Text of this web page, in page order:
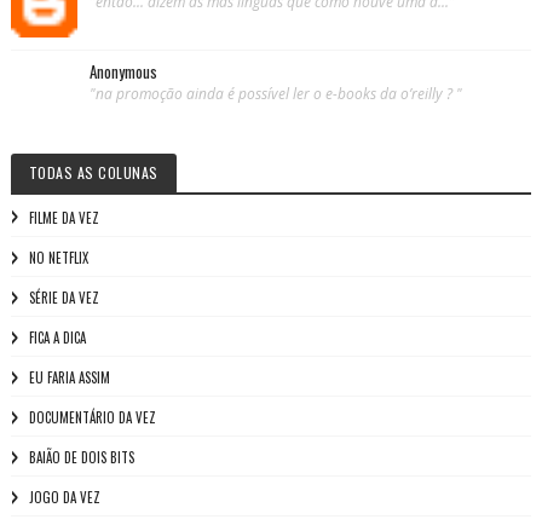
Anonymous
"na promoção ainda é possível ler o e-books da o’reilly ? "
TODAS AS COLUNAS
FILME DA VEZ
NO NETFLIX
SÉRIE DA VEZ
FICA A DICA
EU FARIA ASSIM
DOCUMENTÁRIO DA VEZ
BAIÃO DE DOIS BITS
JOGO DA VEZ